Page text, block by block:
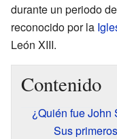
durante un periodo
reconocido por la
León XIII.
Contenido
¿Quién fue John
Sus